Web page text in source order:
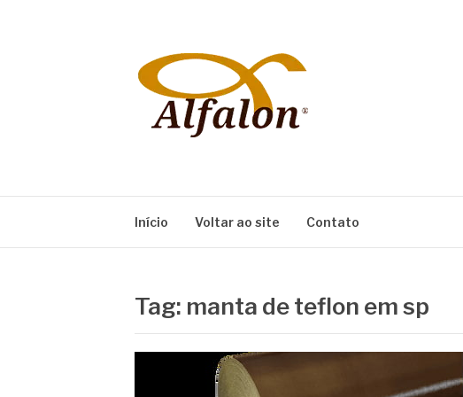
Início Voltar ao site Contato
Tag: manta de teflon em sp